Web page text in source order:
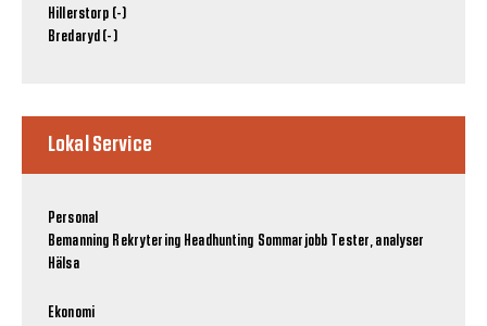
Hillerstorp (-)
Bredaryd (-)
Lokal Service
Personal
Bemanning Rekrytering Headhunting Sommarjobb Tester, analyser
Hälsa
Ekonomi